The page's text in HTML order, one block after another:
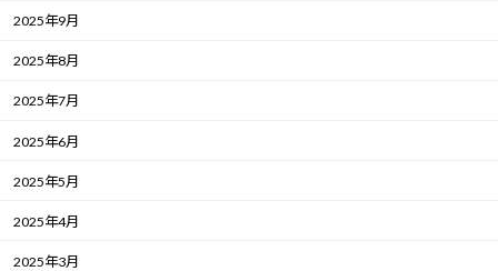
2025年9月
2025年8月
2025年7月
2025年6月
2025年5月
2025年4月
2025年3月